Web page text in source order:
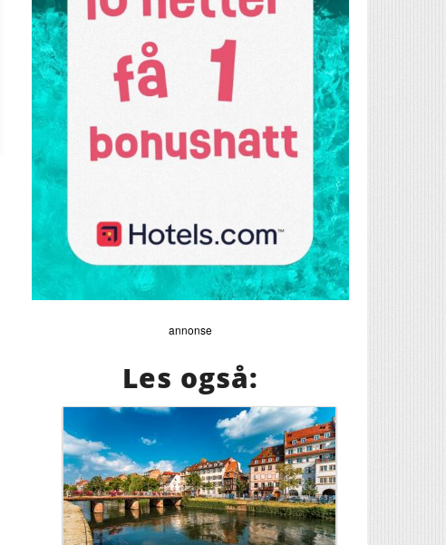
annonse
Les også: